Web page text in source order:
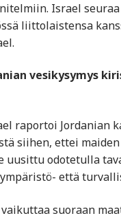
Israel
liittolaistensa
vesikysymys
raportoi Jordanian
siihen, ettei
uusittu odotetulla
että
suoraan